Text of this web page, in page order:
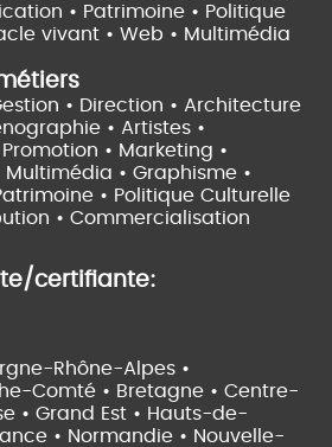
• Patrimoine • Politique
vivant • Web • Multimédia
• Direction • Architecture
• Artistes •
• Marketing •
• Graphisme •
• Politique Culturelle
• Commercialisation
certifiante:
Rhône-Alpes •
Comté • Bretagne • Centre-
• Grand Est • Hauts-de-
• Normandie • Nouvelle-